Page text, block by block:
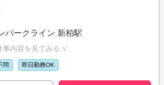
パークライン 新柏駅
事内容を見てみる ∨
問 即日勤務OK